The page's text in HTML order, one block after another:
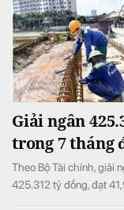
Giải ngân
trong 7 tháng
Theo Bộ Tài chính, giải
425.312 tỷ đồng, đạt